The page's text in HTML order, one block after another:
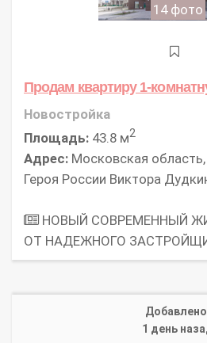
14 фото
Продам квартиру 1-
Новостройка
Площадь: 43.8 м2
Адрес: Московская
Героя России Виктора
НОВЫЙ СОВРЕМЕННЫЙ
ОТ НАДЕЖНОГО
1 день